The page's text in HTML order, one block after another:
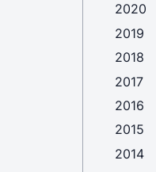
2020
2019
2018
2017
2016
2015
2014